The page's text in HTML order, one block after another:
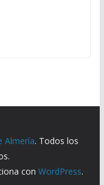
Almería. Todos los
conWordPress.